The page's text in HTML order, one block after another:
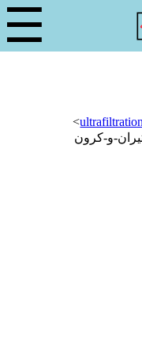
☰
>
و-کرون